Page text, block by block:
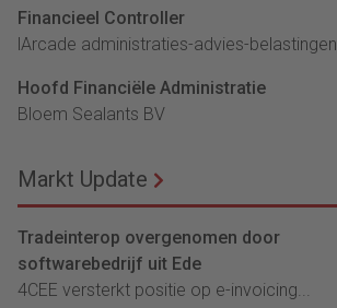
Financieel Controller
lArcade administraties-advies-belastingen
Hoofd Financiële Administratie
Bloem Sealants BV
Markt Update
Tradeinterop overgenomen door
softwarebedrijf uit Ede
4CEE versterkt positie op e-invoicing...